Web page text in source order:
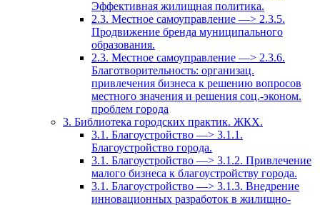
Эффективная жилищная политика.
2.3. Местное самоуправление —> 2.3.5.
Продвижение бренда муниципального
образования.
2.3. Местное самоуправление —> 2.3.6.
Благотворительность: организац.
привлечения бизнеса к решению вопросов
местного значения и решения соц.-эконом.
проблем города
3. Библиотека городских практик. ЖКХ.
3.1. Благоустройство —> 3.1.1.
Благоустройство города.
3.1. Благоустройство —> 3.1.2. Привлечение
малого бизнеса к благоустройству города.
3.1. Благоустройство —> 3.1.3. Внедрение
инновационных разработок в жилищно-